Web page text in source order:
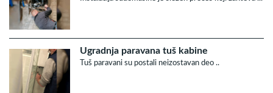
Ugradnja paravana tuš kabine
Tuš paravani su postali neizostavan deo ..